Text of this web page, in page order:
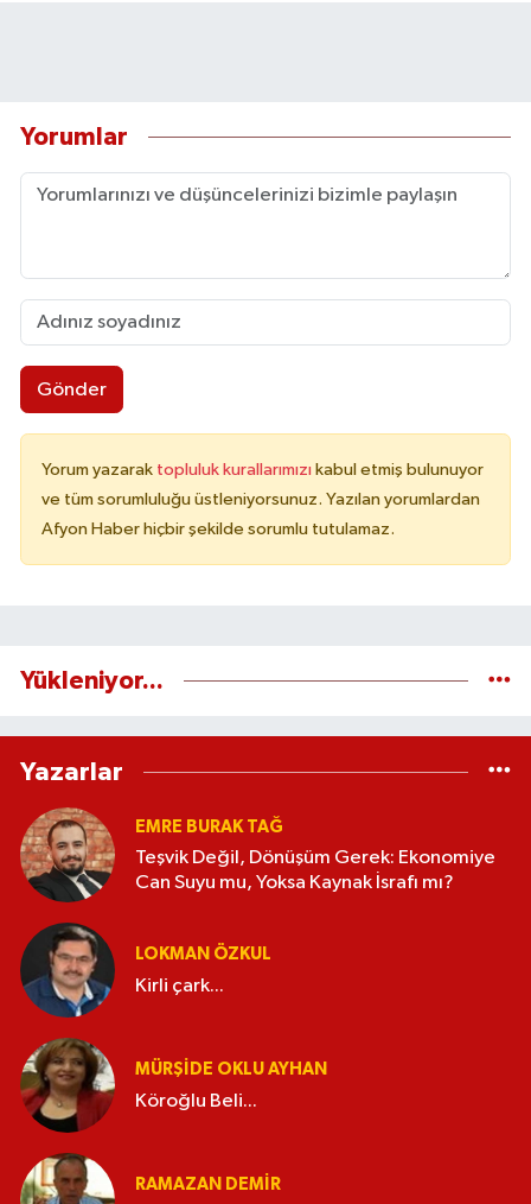
Yorumlar
Gönder
Yorum yazarak topluluk kurallarımızı kabul etmiş bulunuyor
ve tüm sorumluluğu üstleniyorsunuz. Yazılan yorumlardan
Afyon Haber hiçbir şekilde sorumlu tutulamaz.
Yükleniyor...
Yazarlar
EMRE BURAK TAĞ
Teşvik Değil, Dönüşüm Gerek: Ekonomiye
Can Suyu mu, Yoksa Kaynak İsrafı mı?
LOKMAN ÖZKUL
Kirli çark...
MÜRŞIDE OKLU AYHAN
Köroğlu Beli...
RAMAZAN DEMİR